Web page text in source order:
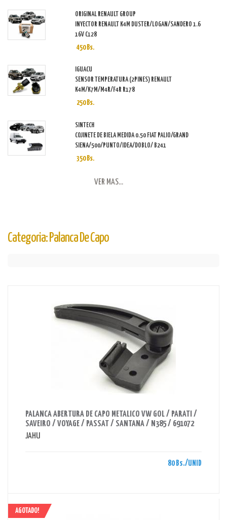
ORIGINAL RENAULT GROUP
INYECTOR RENAULT K4M DUSTER/LOGAN/SANDERO 1.6
16V C128
450 Bs.
IGUACU
SENSOR TEMPERATURA (2PINES) RENAULT
K4M/K7M/M4R/F4R R178
250 Bs.
SINTECH
COJINETE DE BIELA MEDIDA 0.50 FIAT PALIO/GRAND
SIENA/500/PUNTO/IDEA/DOBLO/ B241
350 Bs.
VER MAS...
Categoria: Palanca De Capo
PALANCA ABERTURA DE CAPO METALICO VW GOL / PARATI /
SAVEIRO / VOYAGE / PASSAT / SANTANA / N385 / 691072
JAHU
80 Bs./UNID
AGOTADO!